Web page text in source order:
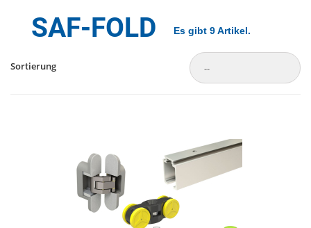
SAF-FOLD Es gibt 9 Artikel.
Sortierung